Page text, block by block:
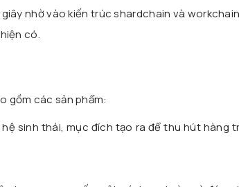
nhờ vào kiến trúc shardchain và
có.
gồm các sản phẩm:
sinh thái, mục đích tạo ra để thu hút hàng